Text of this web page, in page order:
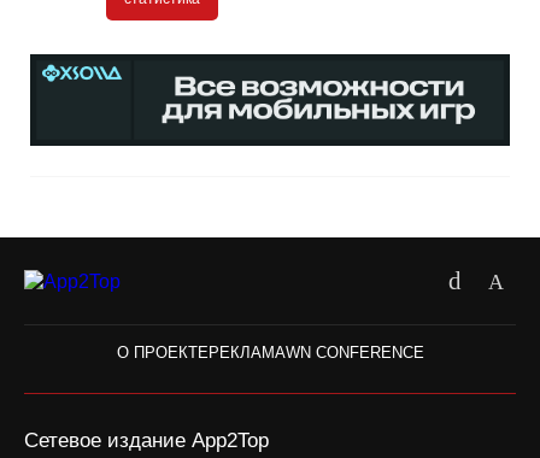
О ПРОЕКТЕРЕКЛАМАWN CONFERENCE
Сетевое издание App2Top